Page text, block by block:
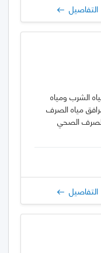
التفاصيل
الشرب ومياه
مياه الصرف
الصحي
التفاصيل